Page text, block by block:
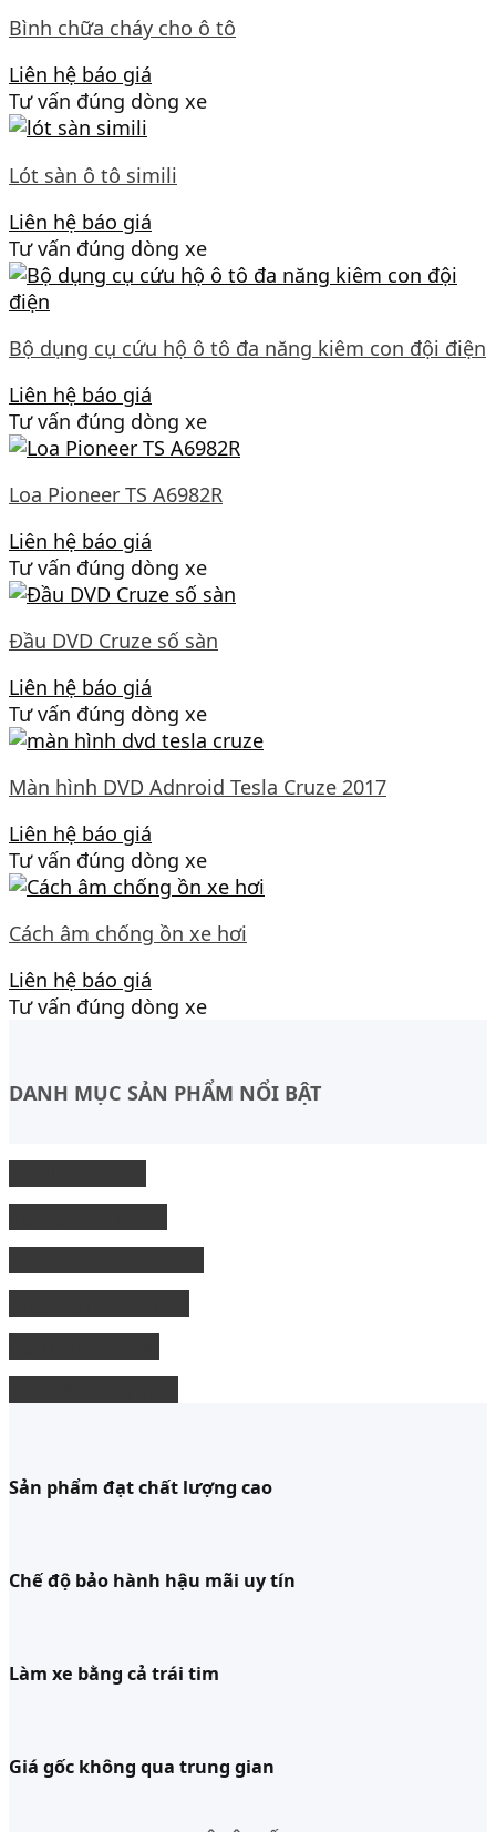
Bình chữa cháy cho ô tô
Liên hệ báo giá
Tư vấn đúng dòng xe
Lót sàn ô tô simili
Liên hệ báo giá
Tư vấn đúng dòng xe
Bộ dụng cụ cứu hộ ô tô đa năng kiêm con đội điện
Liên hệ báo giá
Tư vấn đúng dòng xe
Loa Pioneer TS A6982R
Liên hệ báo giá
Tư vấn đúng dòng xe
Đầu DVD Cruze số sàn
Liên hệ báo giá
Tư vấn đúng dòng xe
Màn hình DVD Adnroid Tesla Cruze 2017
Liên hệ báo giá
Tư vấn đúng dòng xe
Cách âm chống ồn xe hơi
Liên hệ báo giá
Tư vấn đúng dòng xe
DANH MỤC SẢN PHẨM NỔI BẬT
Sản phẩm đạt chất lượng cao
Chế độ bảo hành hậu mãi uy tín
Làm xe bằng cả trái tim
Giá gốc không qua trung gian